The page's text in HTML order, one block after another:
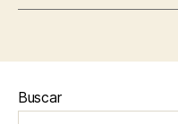
Buscar